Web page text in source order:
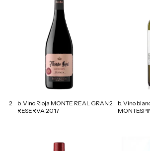
2
b. Vino Rioja MONTE REAL GRAN
RESERVA 2017
2
b. Vino